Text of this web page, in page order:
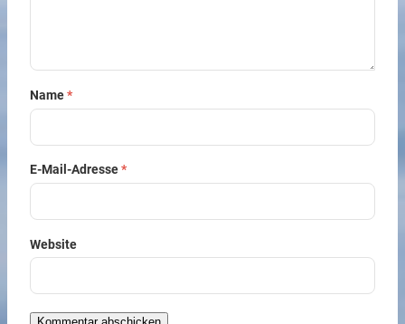
Name*
E-Mail-Adresse*
Website